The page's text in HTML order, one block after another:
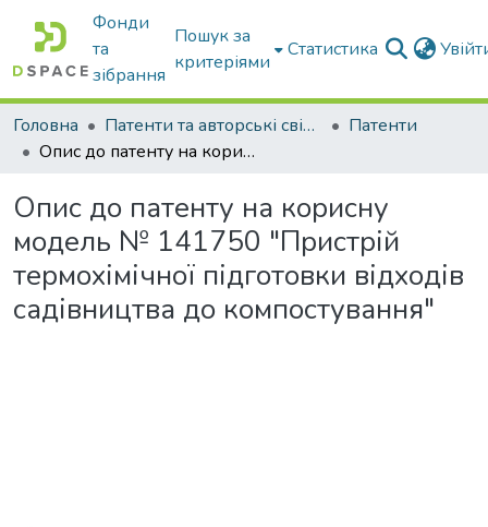
Фонди
та
зібрання
Пошук за
критеріями
Статистика
Головна Патенти та авторські свідоцтва
Патенти
Опис до патенту на корисну модель № 141750 "Пристрій термохімічної підготовки відходів садівництва до компостування"
Опис до патенту на корисну
модель № 141750 "Пристрій
термохімічної підготовки відходів
садівництва до компостування"